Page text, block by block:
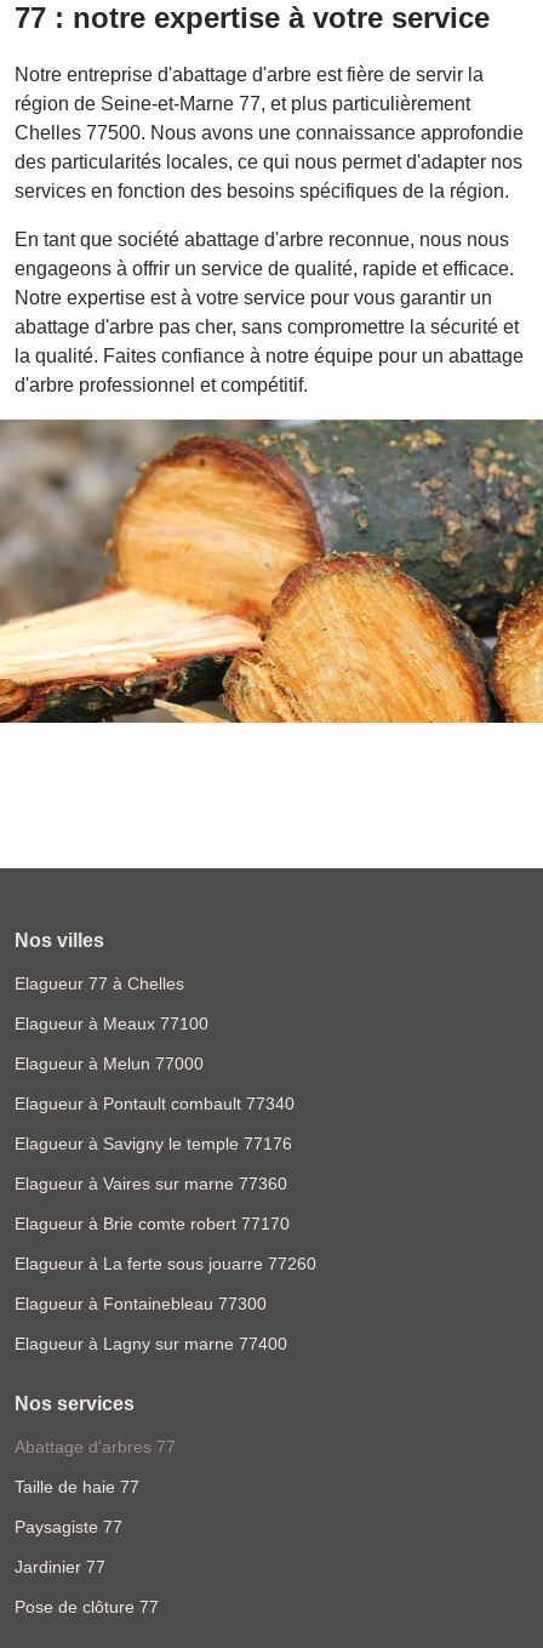
77 : notre expertise à votre service
Notre entreprise d'abattage d'arbre est fière de servir la
région de Seine-et-Marne 77, et plus particulièrement
Chelles 77500. Nous avons une connaissance approfondie
des particularités locales, ce qui nous permet d'adapter nos
services en fonction des besoins spécifiques de la région.
En tant que société abattage d'arbre reconnue, nous nous
engageons à offrir un service de qualité, rapide et efficace.
Notre expertise est à votre service pour vous garantir un
abattage d'arbre pas cher, sans compromettre la sécurité et
la qualité. Faites confiance à notre équipe pour un abattage
d'arbre professionnel et compétitif.
Nos villes
Elagueur 77 à Chelles
Elagueur à Meaux 77100
Elagueur à Melun 77000
Elagueur à Pontault combault 77340
Elagueur à Savigny le temple 77176
Elagueur à Vaires sur marne 77360
Elagueur à Brie comte robert 77170
Elagueur à La ferte sous jouarre 77260
Elagueur à Fontainebleau 77300
Elagueur à Lagny sur marne 77400
Nos services
Abattage d'arbres 77
Taille de haie 77
Paysagiste 77
Jardinier 77
Pose de clôture 77